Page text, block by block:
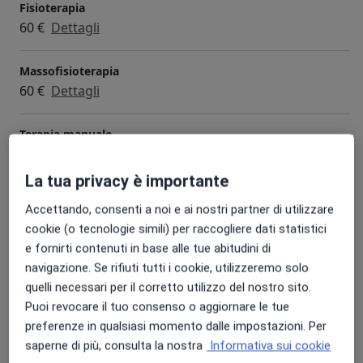
Fisioterapia
60 € Dettagli
Massofisioterapia
60 € Dettagli
Terapia manuale
35 € Dettagli
Risoluzione manuale di aderenze articolari
50 € Dettagli
+ 16 prestazioni
La tua privacy è importante
Accettando, consenti a noi e ai nostri partner di utilizzare
cookie (o tecnologie simili) per raccogliere dati statistici
e fornirti contenuti in base alle tue abitudini di
navigazione. Se rifiuti tutti i cookie, utilizzeremo solo
quelli necessari per il corretto utilizzo del nostro sito.
Puoi revocare il tuo consenso o aggiornare le tue
preferenze in qualsiasi momento dalle impostazioni. Per
saperne di più, consulta la nostra Informativa sui cookie